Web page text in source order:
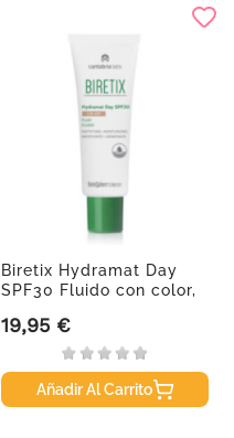
Biretix Hydramat Day
SPF30 Fluido con color,
Precio
19,95 €
Añadir Al Carrito